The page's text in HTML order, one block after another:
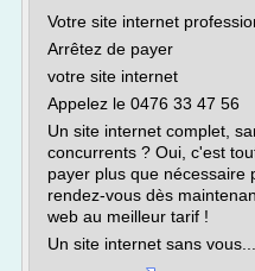
Votre site internet
Arrêtez de payer
votre site internet
Appelez le 0476 33 47 56
Un site internet complet,
concurrents ? Oui, c'est
payer plus que nécessaire
rendez-vous dès
web au meilleur tarif !
Un site internet sans vous...